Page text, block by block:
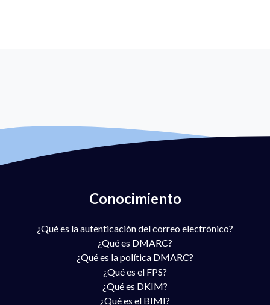
Conocimiento
¿Qué es la autenticación del correo electrónico?
¿Qué es DMARC?
¿Qué es la política DMARC?
¿Qué es el FPS?
¿Qué es DKIM?
¿Qué es el BIMI?